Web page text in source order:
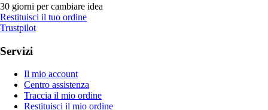
30 giorni per cambiare idea
Restituisci il tuo ordine
Trustpilot
Servizi
Il mio account
Centro assistenza
Traccia il mio ordine
Restituisci il mio ordine